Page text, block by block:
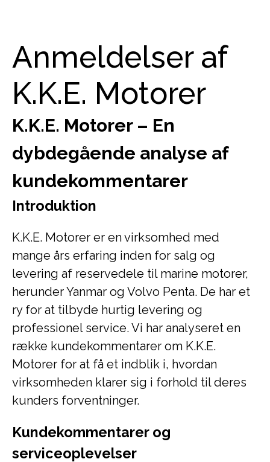
Anmeldelser af
K.K.E. Motorer
K.K.E. Motorer – En
dybdegående analyse af
kundekommentarer
Introduktion
K.K.E. Motorer er en virksomhed med
mange års erfaring inden for salg og
levering af reservedele til marine motorer,
herunder Yanmar og Volvo Penta. De har et
ry for at tilbyde hurtig levering og
professionel service. Vi har analyseret en
række kundekommentarer om K.K.E.
Motorer for at få et indblik i, hvordan
virksomheden klarer sig i forhold til deres
kunders forventninger.
Kundekommentarer og
serviceoplevelser